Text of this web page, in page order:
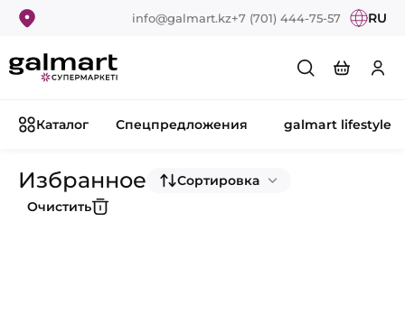
info@galmart.kz+7 (701) 444-75-57 RU
Каталог Спецпредложения galmart lifestyle
Избранное
Сортировка
Очистить